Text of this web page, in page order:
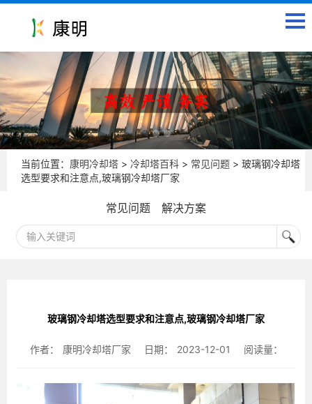
当前位置： 康明冷却塔 > 冷却塔百科 > 常见问题 > 玻璃钢冷却塔
选型要求和注意点,玻璃钢冷却塔厂家
常见问题 解决方案
玻璃钢冷却塔选型要求和注意点,玻璃钢冷却塔厂家
作者： 康明冷却塔厂家 日期： 2023-12-01 阅读量：